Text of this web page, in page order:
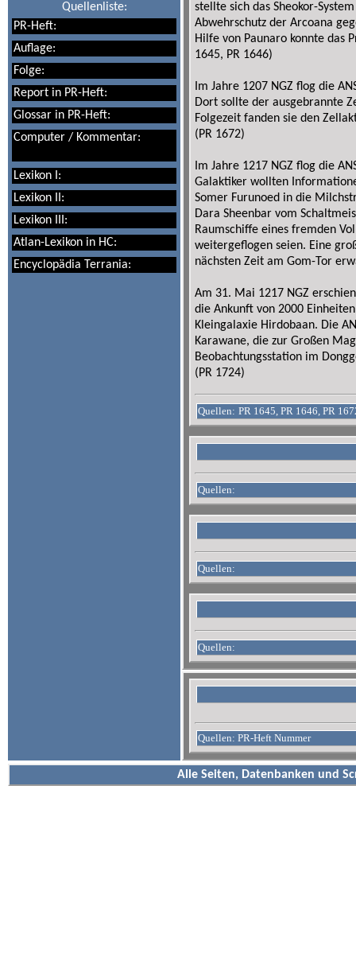
Quellenliste:
PR-Heft:
Auflage:
Folge:
Report in PR-Heft:
Glossar in PR-Heft:
Computer / Kommentar:
Lexikon I:
Lexikon II:
Lexikon III:
Atlan-Lexikon in HC:
Encyclopädia Terrania:
stellte sich das Sheokor-
Abwehrschutz der Arcoana
Hilfe von Paunaro konnte das
1645, PR 1646)
Im Jahre 1207 NGZ flog die
Dort sollte der ausgebrannte
Folgezeit fanden sie den
(PR 1672)
Im Jahre 1217 NGZ flog die
Galaktiker wollten
Somer Furunoed in die
Dara Sheenbar vom
Raumschiffe eines fremden
weitergeflogen seien. Eine
nächsten Zeit am Gom-Tor
Am 31. Mai 1217 NGZ
die Ankunft von 2000
Kleingalaxie Hirdobaan. Die
Karawane, die zur Großen
Beobachtungsstation im
(PR 1724)
Quellen: PR 1645, PR 1646, PR
Quellen:
Quellen:
Quellen:
Quellen: PR-Heft Nummer
Alle Seiten, Datenbanken und